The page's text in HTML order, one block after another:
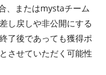
、またはmystaチーム
し戻しや非公開にする
了後であっても獲得ポ
させていただく可能性